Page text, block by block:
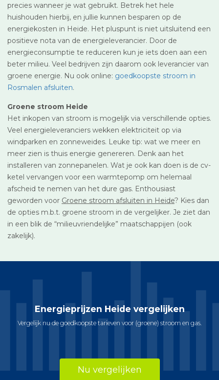
precies wanneer je wat gebruikt. Betrek het hele
huishouden hierbij, en jullie kunnen besparen op de
energiekosten in Heide. Het pluspunt is niet uitsluitend een
positieve nota van de energieleverancier. Door de
energieconsumptie te reduceren kun je iets doen aan een
beter milieu. Veel bedrijven zijn daarom ook leverancier van
groene energie. Nu ook online: goedkoopste stroom in
Rosmalen afsluiten.
Groene stroom Heide
Het inkopen van stroom is mogelijk via verschillende opties.
Veel energieleveranciers wekken elektriciteit op via
windparken en zonneweides. Leuke tip: wat we meer en
meer zien is thuis energie genereren. Denk aan het
installeren van zonnepanelen. Wat je ook kan doen is de cv-
ketel vervangen voor een warmtepomp om helemaal
afscheid te nemen van het dure gas. Enthousiast
geworden voor Groene stroom afsluiten in Heide? Kies dan
de opties m.b.t. groene stroom in de vergelijker. Je ziet dan
in een blik de “milieuvriendelijke” maatschappijen (ook
zakelijk).
Energieprijzen Heide vergelijken
Vergelijk nu de goedkoopste tarieven voor (groene) stroom en gas.
Nu vergelijken